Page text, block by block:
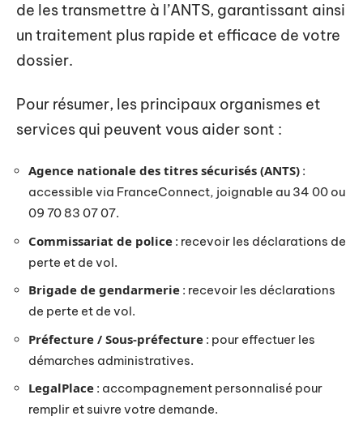
de les transmettre à l’ANTS, garantissant ainsi
un traitement plus rapide et efficace de votre
dossier.
Pour résumer, les principaux organismes et
services qui peuvent vous aider sont :
Agence nationale des titres sécurisés (ANTS) :
accessible via FranceConnect, joignable au 34 00 ou
09 70 83 07 07.
Commissariat de police : recevoir les déclarations de
perte et de vol.
Brigade de gendarmerie : recevoir les déclarations
de perte et de vol.
Préfecture / Sous-préfecture : pour effectuer les
démarches administratives.
LegalPlace : accompagnement personnalisé pour
remplir et suivre votre demande.